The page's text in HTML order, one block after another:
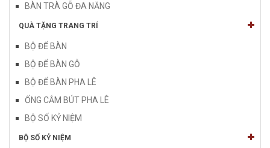
BÀN TRÀ GỖ ĐA NĂNG
QUÀ TẶNG TRANG TRÍ
BỘ ĐỂ BÀN
BỘ ĐỂ BÀN GỖ
BỘ ĐỂ BÀN PHA LÊ
ỐNG CẮM BÚT PHA LÊ
BỘ SỐ KỶ NIỆM
BỘ SỐ KỶ NIỆM